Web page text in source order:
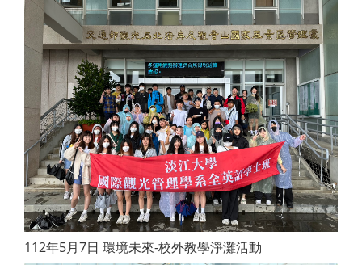
112年5月7日 環境未來-校外教學淨灘活動